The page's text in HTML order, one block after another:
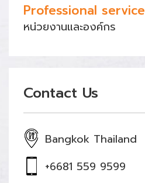
Professional service
หน่วยงานและองค์กร
Contact Us
Bangkok Thailand
+6681 559 9599